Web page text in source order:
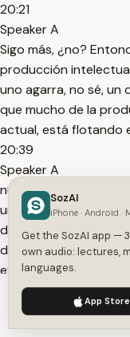
20:21
Speaker A
Sigo más, ¿no?
producción
uno agarra, no sé, un
que mucho de la
actual, está flotando
20:39
Speaker A
nube, está flotando
una revisión
dice, "Voy a hacer
de revisión
existen
20:58
Speaker A
repositorios, eh
We use cookies to enhance
SozAI
iPhone · Android ·
Get the SozAI app —
own audio: lectures,
languages.
App Store